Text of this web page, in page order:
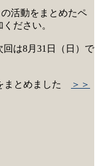
の活動をまとめたペ
ださい。
は8月31日（日）で
まとめました
＞＞